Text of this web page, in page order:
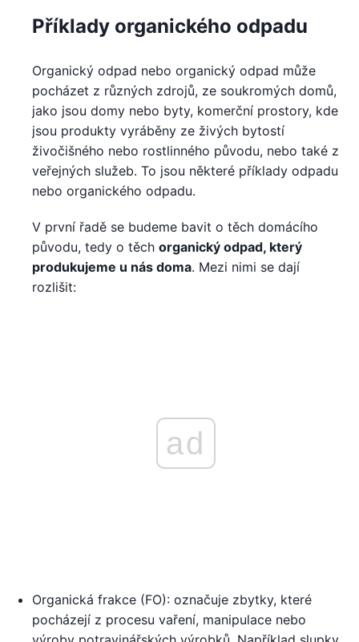
Příklady organického odpadu
Organický odpad nebo organický odpad může
pocházet z různých zdrojů, ze soukromých domů,
jako jsou domy nebo byty, komerční prostory, kde
jsou produkty vyráběny ze živých bytostí
živočišného nebo rostlinného původu, nebo také z
veřejných služeb. To jsou některé příklady odpadu
nebo organického odpadu.
V první řadě se budeme bavit o těch domácího
původu, tedy o těch organický odpad, který
produkujeme u nás doma. Mezi nimi se dají
rozlišit:
ad
Organická frakce (FO): označuje zbytky, které
pocházejí z procesu vaření, manipulace nebo